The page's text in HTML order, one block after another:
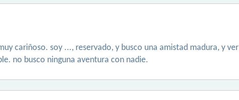
cariñoso. soy ..., reservado, y busco una amistad madura, y
no busco ninguna aventura con nadie.